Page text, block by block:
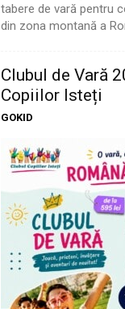
tabere de vară pentru
din zona montană a
Clubul de Vară
Copiilor Isteți
GOKID